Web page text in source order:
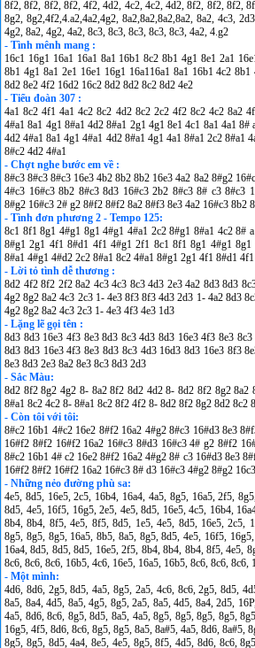
8f2, 8f2, 8f2, 8f2, 4f2, 4d2, 4c2, 4c2, 4d2, 8f2, 8f2, 8f2,
8g2, 8g2,4f2,4.a2,4a2,4g2, 8a2,8a2,8a2,8a2, 8a2, 4c3,
4g2, 8a2, 4g2, 4a2, 8c3, 8c3, 8c3, 8c3, 8c3, 4a2, 4.g2
- Tình mênh mang :
16c1 16g1 16a1 16a1 8a1 16b1 8c2 8b1 4g1 8e1 2a1
8b1 4g1 8a1 2e1 16e1 16g1 16a116a1 8a1 16b1 4c2
8d2 8e2 4f2 16d2 16c2 8d2 8d2 8c2 8d2 4e2
- Tiểu đoàn 307 :
4a1 8c2 4f1 4a1 4c2 8c2 4d2 8c2 2c2 4f2 8c2 4c2 8a2
4#a1 8a1 4g1 8#a1 4d2 8#a1 2g1 4g1 8e1 4c1 8a1 4a1
4d2 4#a1 8a1 4g1 4#a1 4d2 8#a1 4g1 4a1 8#a1 2c2 8#a1
8#c2 4d2 4#a1
- Chợt nghe bước em về :
8#c3 8#c3 8#c3 16e3 4b2 8b2 8b2 16e3 4a2 8a2 8#g2
4#c3 16#c3 8b2 8#c3 8d3 16#c3 2b2 8#c3 8# c3 8#c3
8#g2 16#c3 2# g2 8#f2 8#f2 8a2 8#f3 8e3 4a2 16#c3 8b2
- Tình đơn phương 2 - Tempo 125:
8c1 8f1 8g1 4#g1 8g1 4#g1 4#a1 2c2 8#g1 8#a1 4c2 8#
8#g1 2g1 4f1 8#d1 4f1 4#g1 2f1 8c1 8f1 8g1 4#g1 8g1
8#a1 4#g1 4#d2 2c2 8#a1 8c2 4#a1 8#g1 2g1 4f1 8#d1
- Lời tỏ tình dễ thương :
8d2 4f2 8f2 2f2 8a2 4c3 4c3 8c3 4d3 2e3 4a2 8d3 8d3
4g2 8g2 8a2 4c3 2c3 1- 4e3 8f3 8f3 4d3 2d3 1- 4a2 8d3
4g2 8g2 8a2 4c3 2c3 1- 4e3 4f3 4e3 1d3
- Lặng lẽ gọi tên :
8d3 8d3 16e3 4f3 8e3 8d3 8c3 4d3 8d3 16e3 4f3 8e3
8d3 8d3 16e3 4f3 8e3 8d3 8c3 4d3 16d3 8d3 16e3 8f3
8e3 8d3 2e3 8a2 8e3 8c3 8d3 2d3
- Sắc Màu:
8d2 8f2 8g2 4g2 8- 8a2 8f2 8d2 4d2 8- 8d2 8f2 8g2 8a2
8#a1 8c2 4c2 8- 8#a1 8c2 8f2 4f2 8- 8d2 8f2 8g2 8d2 8c2
- Còn tôi với tôi:
8#c2 16b1 4#c2 16e2 8#f2 16a2 4#g2 8#c3 16#d3 8e3
16#f2 8#f2 16#f2 16a2 16#c3 8#d3 16#c3 4# g2 8#f2
8#c2 16b1 4# c2 16e2 8#f2 16a2 4#g2 8# c3 16#d3 8e3
16#f2 8#f2 16#f2 16a2 16#c3 8# d3 16#c3 4#g2 8#g2
- Những nẻo đường phù sa:
4e5, 8d5, 16e5, 2c5, 16b4, 16a4, 4a5, 8g5, 16a5, 2f5,
8d5, 4e5, 16f5, 16g5, 2e5, 4e5, 8d5, 16e5, 4c5, 16b4,
8b4, 8b4, 8f5, 4e5, 8f5, 8d5, 1e5, 4e5, 8d5, 16e5, 2c5,
8g5, 8g5, 8g5, 16a5, 8b5, 8a5, 8g5, 8d5, 4e5, 16f5,
16a4, 8d5, 8d5, 8d5, 16e5, 2f5, 8b4, 8b4, 8b4, 8f5, 4e5,
8c6, 8c6, 8c6, 16b5, 4c6, 16e5, 16a5, 16b5, 8c6, 8c6, 8c6,
- Một mình:
4d6, 8d6, 2g5, 8d5, 4a5, 8g5, 2a5, 4c6, 8c6, 2g5, 8d5,
8a5, 8a4, 4d5, 8a5, 4g5, 8g5, 2a5, 8a5, 4d5, 8a4, 2d5,
4a5, 8d6, 8c6, 8g5, 8d5, 8a5, 4a5, 8g5, 8g5, 8g5, 8g5,
16g5, 4f5, 8d6, 8c6, 8g5, 8g5, 8a5, 8a#5, 4a5, 8d6, 8a#5,
8g5, 8g5, 8d5, 4a4, 8e5, 4e5, 8g5, 8f5, 4d5, 8d6, 8c6,